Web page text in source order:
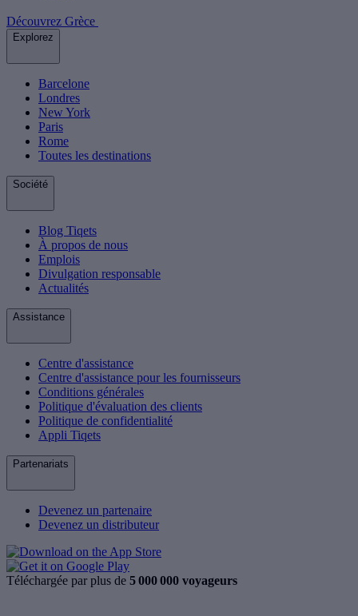
Découvrez Grèce
Explorez
Barcelone
Londres
New York
Paris
Rome
Toutes les destinations
Société
Blog Tiqets
À propos de nous
Emplois
Divulgation responsable
Actualités
Assistance
Centre d'assistance
Centre d'assistance pour les fournisseurs
Conditions générales
Politique d'évaluation des clients
Politique de confidentialité
Appli Tiqets
Partenariats
Devenez un partenaire
Devenez un distributeur
Téléchargée par plus de 5 000 000 voyageurs